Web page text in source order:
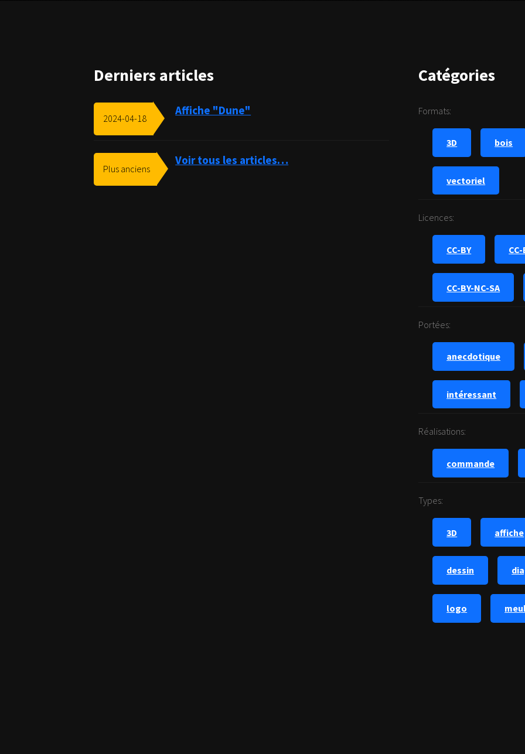
Derniers articles
2024-04-18
Affiche "Dune"
Plus anciens
Voir tous les articles…
Catégories
Formats:
3D bois
vectoriel
Licences:
CC-BY
CC-BY-NC-SA
Portées:
anecdotique
intéressant
Réalisations:
commande
Types:
3D affiche
dessin
logo